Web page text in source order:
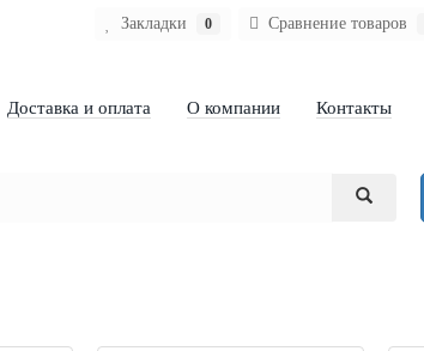
Закладки 0 Сравнение товаров
Доставка и оплата О компании Контакты